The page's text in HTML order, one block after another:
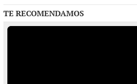
TE RECOMENDAMOS